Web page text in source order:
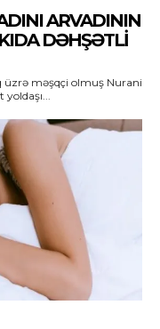
ARVADININ
DƏHŞƏTLI
üzrə məşqçi olmuş Nurani